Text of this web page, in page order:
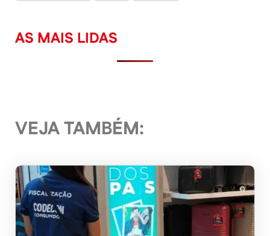
AS MAIS LIDAS
VEJA TAMBÉM: